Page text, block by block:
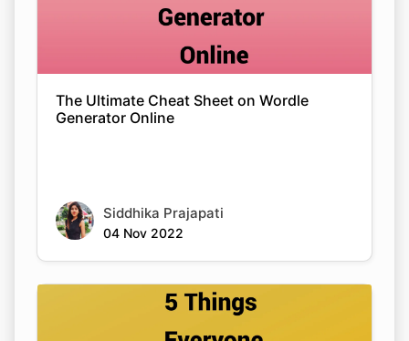
The Ultimate Cheat Sheet on Wordle
Generator Online
Siddhika Prajapati
04 Nov 2022